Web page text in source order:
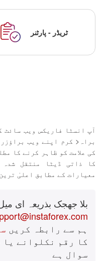
ٹریڈر - پارٹنر
آپ انسٹا فاریکس ویب
براہ< کرم اپنے ویب
کی علامت کو ظاہر کرنے کا
کا ذاتی ڈیٹا منتقل
معیارات کے مطابق اعلیٰ
بلا جھجک بذریعہ ای
ہم سے رابطہ کریں
کا رقم نکلوانے
سوال ہے